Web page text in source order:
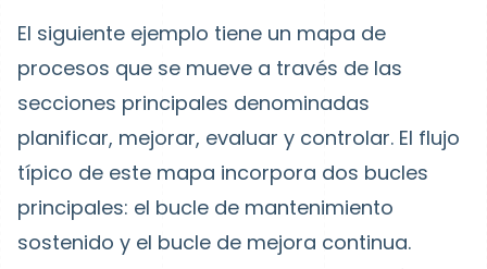
El siguiente ejemplo tiene un mapa de
procesos que se mueve a través de las
secciones principales denominadas
planificar, mejorar, evaluar y controlar. El flujo
típico de este mapa incorpora dos bucles
principales: el bucle de mantenimiento
sostenido y el bucle de mejora continua.